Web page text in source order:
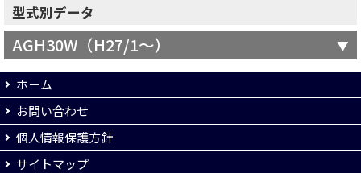
型式別データ
AGH30W（H27/1～）
ホーム
お問い合わせ
個人情報保護方針
サイトマップ